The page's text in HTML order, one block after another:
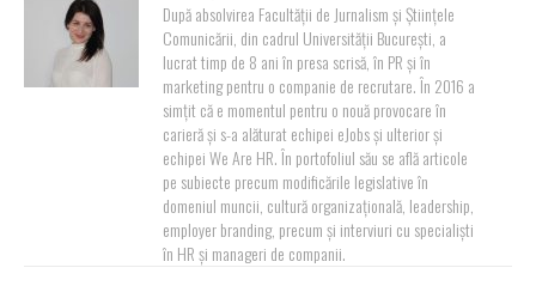
După absolvirea Facultății de Jurnalism și Științele
Comunicării, din cadrul Universității București, a
lucrat timp de 8 ani în presa scrisă, în PR și în
marketing pentru o companie de recrutare. În 2016 a
simțit că e momentul pentru o nouă provocare în
carieră și s-a alăturat echipei eJobs și ulterior și
echipei We Are HR. În portofoliul său se află articole
pe subiecte precum modificările legislative în
domeniul muncii, cultură organizațională, leadership,
employer branding, precum și interviuri cu specialiști
în HR și manageri de companii.